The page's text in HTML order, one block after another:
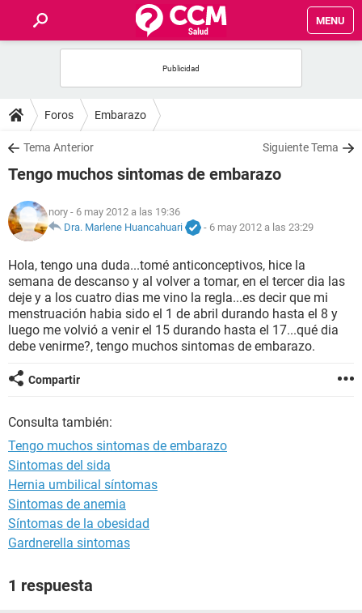
MENU
FOROS
SALUD
FAMILIA
NUTRICIÓN
BIENESTAR
SEXUALIDAD
GLOSARIO
Foros Embarazo
Tema Anterior Siguiente Tema
Tengo muchos sintomas de embarazo
nory - 6 may 2012 a las 19:36
Dra. Marlene Huancahuari
- 6 may 2012 a las 23:29
Hola, tengo una duda...tomé anticonceptivos, hice la
semana de descanso y al volver a tomar, en el tercer dia las
deje y a los cuatro dias me vino la regla...es decir que mi
menstruación habia sido el 1 de abril durando hasta el 8 y
luego me volvió a venir el 15 durando hasta el 17...qué dia
debe venirme?, tengo muchos sintomas de embarazo.
Compartir
Consulta también:
Tengo muchos sintomas de embarazo
Sintomas del sida
Hernia umbilical síntomas
Sintomas de anemia
Síntomas de la obesidad
Gardnerella sintomas
1 respuesta